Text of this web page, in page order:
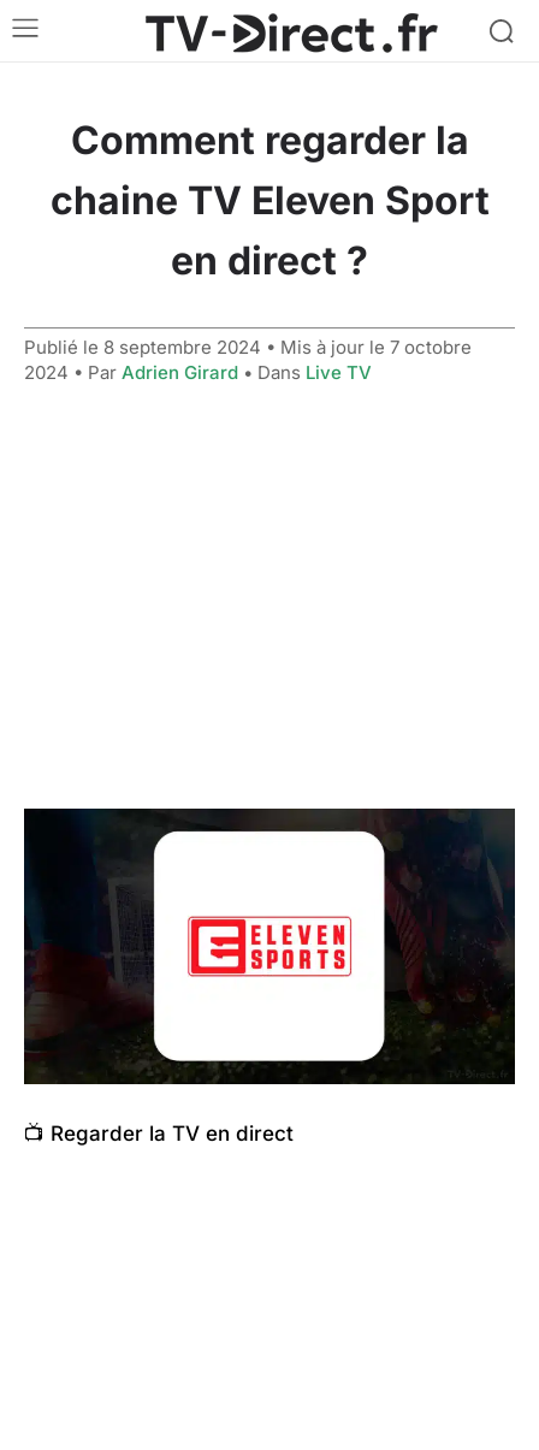
Comment regarder la
chaine TV Eleven Sport
en direct ?
Publié le 8 septembre 2024 • Mis à jour le 7 octobre
2024 • Par Adrien Girard • Dans Live TV
📺 Regarder la TV en direct